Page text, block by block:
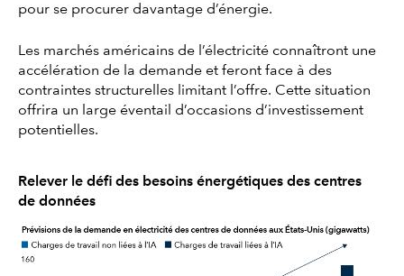
pour se procurer davantage d’énergie.
Les marchés américains de l’électricité connaîtront une
accélération de la demande et feront face à des
contraintes structurelles limitant l’offre. Cette situation
offrira un large éventail d’occasions d’investissement
potentielles.
Relever le défi des besoins énergétiques des centres
de données